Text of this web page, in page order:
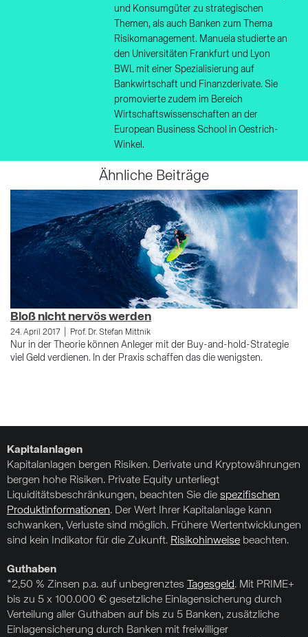
und Konsumgüter zu strategischen
Themen, als auch Banken zum Thema
Risikomanagement. Manuela studierte an
den Universitäten Frankfurt und Lyon
BWL mit einer Spezialisierung auf
Bankwirtschaft und Finanzderivate. Sie
promovierte zudem im Bereich
Wirtschaftswissenschaften an der
European Business School in Oestrich-
Winkel.
Ähnliche Beiträge
Bloß nicht nervös werden
24. April 2017| Prof. Dr. Stefan Mittnik
Nur in der Theorie können Anleger mit der Buy-and-hold-Strategie
viel Geld verdienen. In der Praxis schaffen das die wenigsten.
Kapitalanlagen
Kapitalanlagen bergen Risiken. Derivate und Kryptowährungen
bergen hohe Risiken. Private Equity unterliegt
Liquiditätsbeschränkungen, beachten Sie die spezifischen
Produktinformationen. Der Wert Ihrer Kapitalanlage kann
schwanken, Verluste sind möglich. Frühere Wertentwicklungen
sind kein Indikator für die Zukunft. Risikohinweise beachten.
Guthaben
*2,50 % Zinsen p.a. auf unbegrenztes Tagesgeld. Mit PRIME+
bis zu 5 x 100.000 € gesetzliche Einlagensicherung durch
Verteilung aller Guthaben auf bis zu 5 Banken, zusätzliche
Einlagensicherung durch Banken mit freiwilliger